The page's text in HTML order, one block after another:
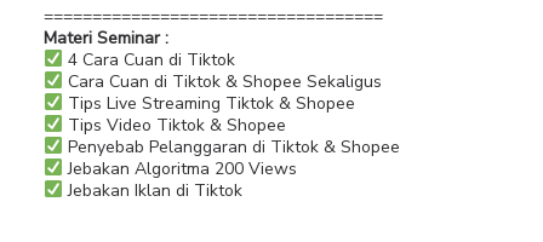
===================================
Materi Seminar :
4 Cara Cuan di Tiktok
Cara Cuan di Tiktok & Shopee Sekaligus
Tips Live Streaming Tiktok & Shopee
Tips Video Tiktok & Shopee
Penyebab Pelanggaran di Tiktok & Shopee
Jebakan Algoritma 200 Views
Jebakan Iklan di Tiktok